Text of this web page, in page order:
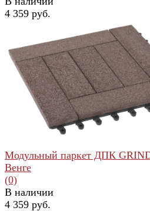
избранное сравнить
4 359 руб.
Модульный паркет ДПК
Венге
(0)
В наличии
4 359 руб.